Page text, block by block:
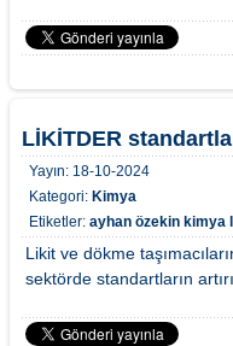
LİKİTDER
Yayın: 18-10-2024
Kategori: Kimya
Etiketler: ayhan özekin kimya
Likit ve dökme
sektörde standartların